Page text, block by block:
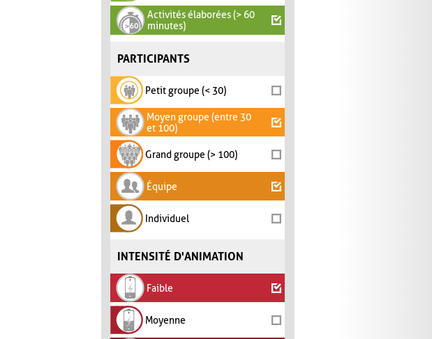
Activités élaborées (> 60
minutes)
PARTICIPANTS
Petit groupe (< 30)
Moyen groupe (entre 30
et 100)
Grand groupe (> 100)
Équipe
Individuel
INTENSITÉ D'ANIMATION
Faible
Moyenne